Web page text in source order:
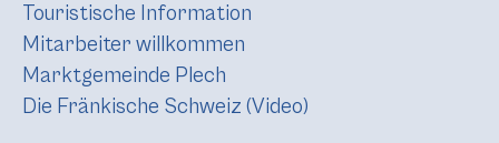
Touristische Information
Mitarbeiter willkommen
Marktgemeinde Plech
Die Fränkische Schweiz (Video)